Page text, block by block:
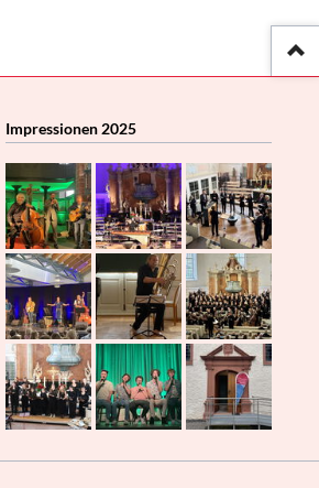
::after
Impressionen 2025